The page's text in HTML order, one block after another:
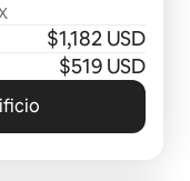
$1,182 USD
$519 USD